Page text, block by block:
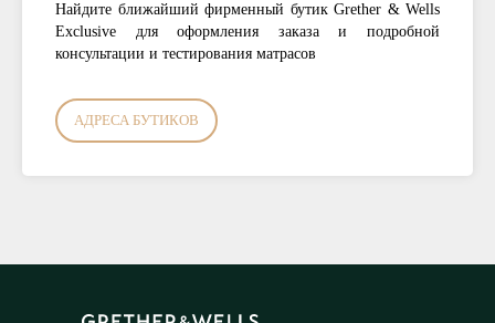
Найдите ближайший фирменный бутик Grether & Wells
Exclusive для оформления заказа и подробной
консультации и тестирования матрасов
АДРЕСА БУТИКОВ